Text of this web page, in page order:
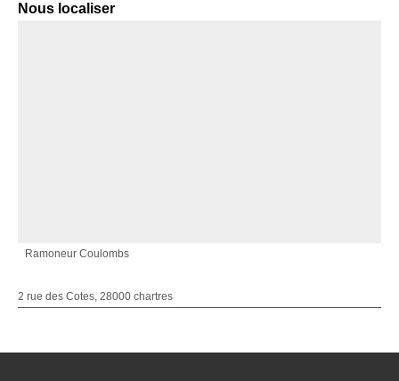
Nous localiser
Ramoneur Coulombs
2 rue des Cotes, 28000 chartres